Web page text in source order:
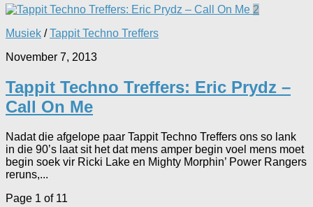
2
Musiek /Tappit Techno Treffers
November 7, 2013
Tappit Techno Treffers: Eric Prydz –
Call On Me
Nadat die afgelope paar Tappit Techno Treffers ons so lank
in die 90’s laat sit het dat mens amper begin voel mens moet
begin soek vir Ricki Lake en Mighty Morphin’ Power Rangers
reruns,...
Page 1 of 11